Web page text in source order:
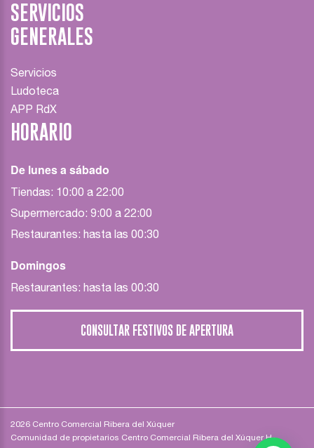
SERVICIOS
GENERALES
Servicios
Ludoteca
APP RdX
HORARIO
De lunes a sábado
Tiendas: 10:00 a 22:00
Supermercado: 9:00 a 22:00
Restaurantes: hasta las 00:30
Domingos
Restaurantes: hasta las 00:30
CONSULTAR FESTIVOS DE APERTURA
2026 Centro Comercial Ribera del Xúquer
Comunidad de propietarios Centro Comercial Ribera del Xúquer H-